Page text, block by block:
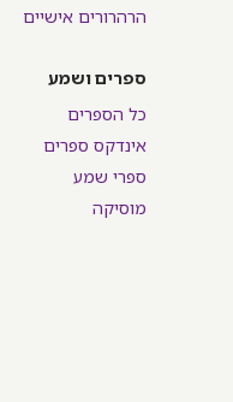
הרהרורים אישיים
ספרים ושמע
כל הספרים
אינדקס ספרים
ספרי שמע
מוסיקה